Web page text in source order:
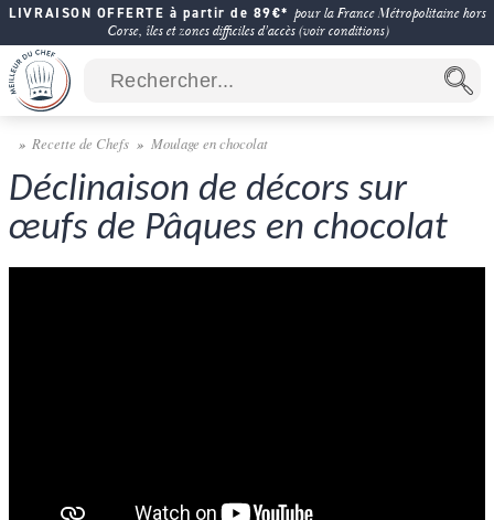
LIVRAISON OFFERTE à partir de 89€* pour la France Métropolitaine hors
Corse, îles et zones difficiles d'accès (voir conditions)
Recette de Chefs Moulage en chocolat
Déclinaison de décors sur
œufs de Pâques en chocolat